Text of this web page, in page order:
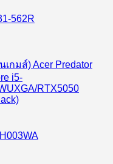
กมส์) Acer Predator
i5-
RTX5050